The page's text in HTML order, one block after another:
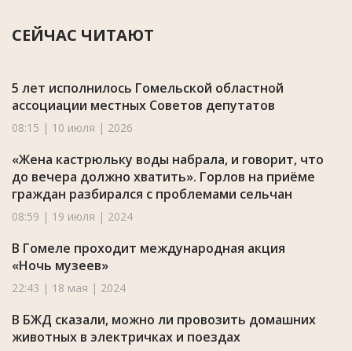
СЕЙЧАС ЧИТАЮТ
5 лет исполнилось Гомельской областной
ассоциации местных Советов депутатов
08:15 | 10 июля | 2026
«Жена кастрюльку воды набрала, и говорит, что
до вечера должно хватить». Горлов на приёме
граждан разбирался с проблемами сельчан
08:59 | 19 июля | 2024
В Гомеле проходит международная акция
«Ночь музеев»
22:43 | 18 мая | 2024
В БЖД сказали, можно ли провозить домашних
животных в электричках и поездах